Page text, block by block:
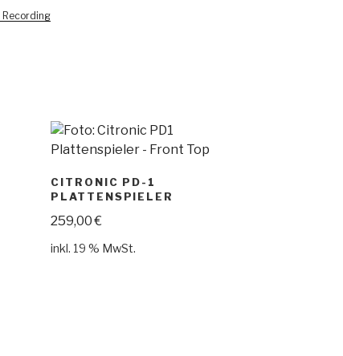
Recording
CITRONIC PD-1
PLATTENSPIELER
259,00€
inkl. 19 % MwSt.